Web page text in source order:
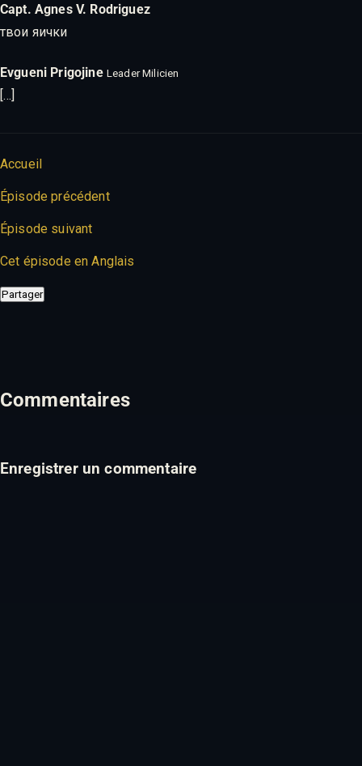
Capt. Agnes V. Rodriguez
твои яички
Evgueni Prigojine Leader Milicien
[…]
Accueil
Épisode précédent
Épisode suivant
Cet épisode en Anglais
Partager
Commentaires
Enregistrer un commentaire